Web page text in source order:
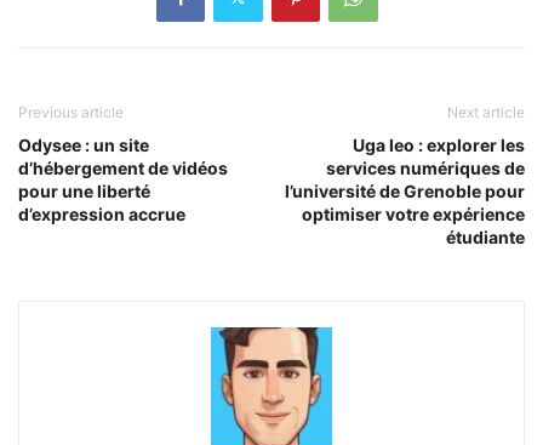
Previous article
Odysee : un site
d’hébergement de vidéos
pour une liberté
d’expression accrue
Next article
Uga leo : explorer les
services numériques de
l’université de Grenoble pour
optimiser votre expérience
étudiante